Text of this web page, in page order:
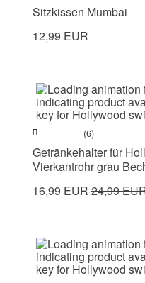
Sitzkissen Mumbai
12,99 EUR
(6)
Getränkehalter für
Vierkantrohr grau
16,99 EUR 24,99